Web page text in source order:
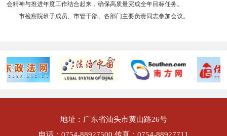
会精神与推进年度工作结合起来，确保高质量完成全年目标任务。
市检察院班子成员、市管干部、各部门主要负责同志参加会议。
地址：广东省汕头市黄山路26号